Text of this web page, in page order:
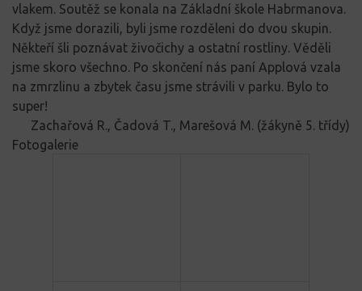
vlakem. Soutěž se konala na Základní škole Habrmanova.
Když jsme dorazili, byli jsme rozděleni do dvou skupin.
Někteří šli poznávat živočichy a ostatní rostliny. Věděli
jsme skoro všechno. Po skončení nás paní Applová vzala
na zmrzlinu a zbytek času jsme strávili v parku. Bylo to
super!
Zachařová R., Čadová T., Marešová M. (žákyně 5. třídy)
Fotogalerie